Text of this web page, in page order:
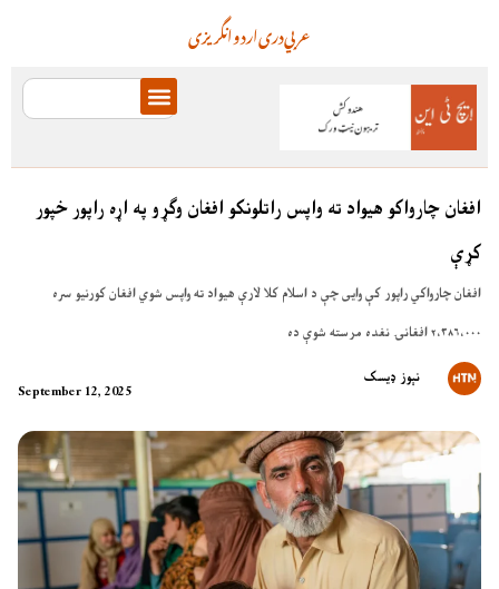
انگریزیاردودریعربي
افغان چارواکو هیواد ته واپس راتلونکو افغان وګړو په اړه راپور خپور
کړې
افغان چارواکي راپور کې وایی چې د اسلام کلا لارې هیواد ته واپس شوي افغان کورنیو سره
۲،۳۸۶،۰۰۰ افغانۍ نغده مرسته شوې ده
September 12, 2025
نېوز ډیسک